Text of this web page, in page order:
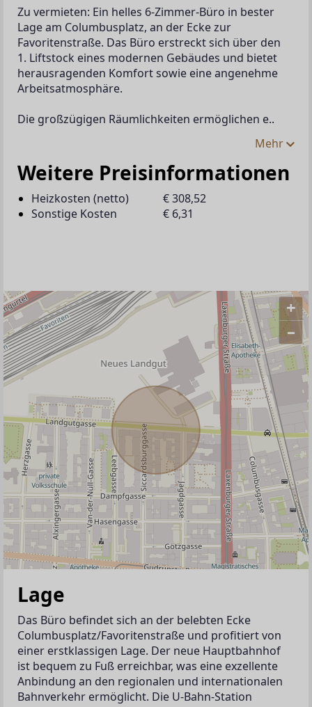
Zu vermieten: Ein helles 6-Zimmer-Büro in bester
Lage am Columbusplatz, an der Ecke zur
Favoritenstraße. Das Büro erstreckt sich über den
1. Liftstock eines modernen Gebäudes und bietet
herausragenden Komfort sowie eine angenehme
Arbeitsatmosphäre.
Die großzügigen Räumlichkeiten ermöglichen e..
Mehr
Weitere Preisinformationen
Heizkosten (netto)
€ 308,52
Sonstige Kosten
€ 6,31
+
–
ANBIETER KONTAKTIEREN
Lage
Das Büro befindet sich an der belebten Ecke
Columbusplatz/Favoritenstraße und profitiert von
einer erstklassigen Lage. Der neue Hauptbahnhof
ist bequem zu Fuß erreichbar, was eine exzellente
Anbindung an den regionalen und internationalen
Bahnverkehr ermöglicht. Die U-Bahn-Station